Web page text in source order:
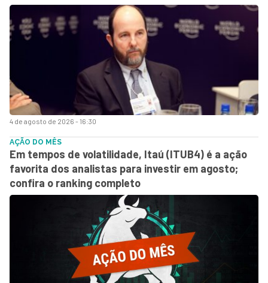
4 de agosto de 2026 - 16:30
AÇÃO DO MÊS
Em tempos de volatilidade, Itaú (ITUB4) é a ação
favorita dos analistas para investir em agosto;
confira o ranking completo